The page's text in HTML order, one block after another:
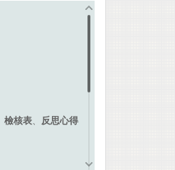
檢核表、 反思心得